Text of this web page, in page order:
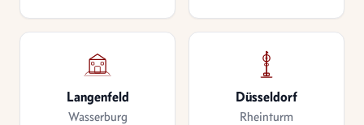
Langenfeld
Wasserburg
Düsseldorf
Rheinturm